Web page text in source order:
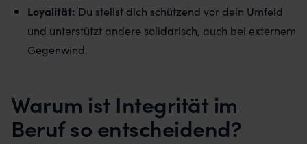
Loyalität: Du stellst dich schützend vor dein Umfeld
und unterstützt andere solidarisch, auch bei externem
Gegenwind.
Warum ist Integrität im
Beruf so entscheidend?